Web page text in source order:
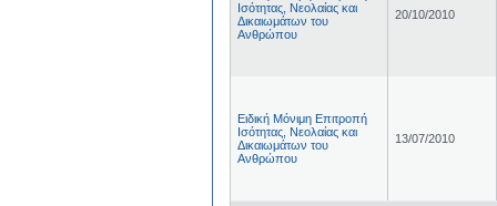
Ισότητας, Νεολαίας και
Δικαιωμάτων του
Ανθρώπου
20/10/2010
Ειδική Μόνιμη Επιτροπή
Ισότητας, Νεολαίας και
Δικαιωμάτων του
Ανθρώπου
13/07/2010